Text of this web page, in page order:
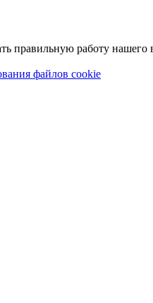
правильную работу нашего
файлов cookie